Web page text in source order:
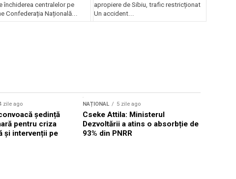
închiderea centralelor pe
Confederația Națională...
apropiere de Sibiu, trafic restricționat
Un accident...
zile ago
ședință
pentru criza
și intervenții pe
NAȚIONAL 5 zile ago
Cseke Attila: Ministerul
Dezvoltării a atins o absorbție de
93% din PNRR